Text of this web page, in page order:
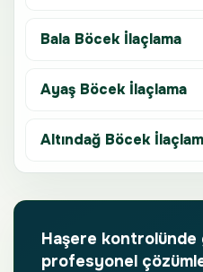
Bala Böcek İlaçlama
Ayaş Böcek İlaçlama
Altındağ Böcek
Haşere kontrolünde
profesyonel